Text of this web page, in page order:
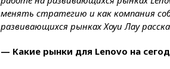
менять стратегию и как компания
развивающихся рынках Хоуи Лау
— Какие рынки для Lenovo на